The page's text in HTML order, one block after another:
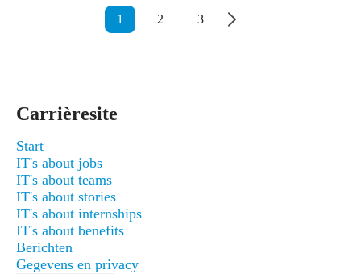
1 2 3
Carrièresite
Start
IT's about jobs
IT's about teams
IT's about stories
IT's about internships
IT's about benefits
Berichten
Gegevens en privacy